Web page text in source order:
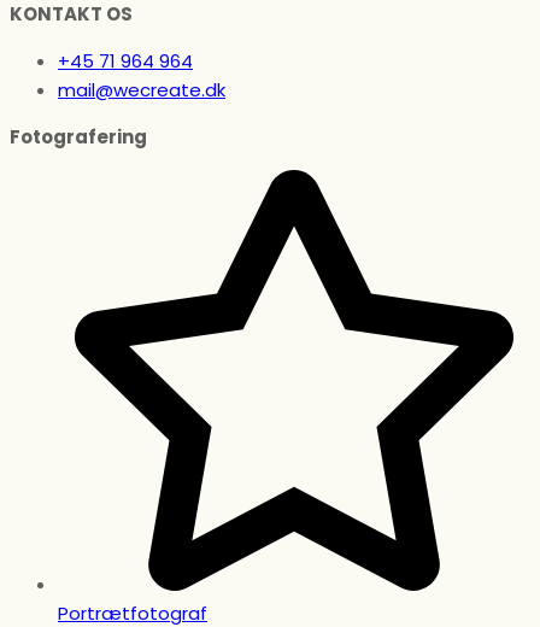
KONTAKT OS
+45 71 964 964
mail@wecreate.dk
Fotografering
Portrætfotograf